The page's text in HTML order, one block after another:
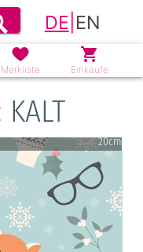
DE EN
Merkliste Einkäufe
20cm